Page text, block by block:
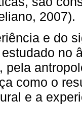
2007).
e do
no
pela
como o
e a